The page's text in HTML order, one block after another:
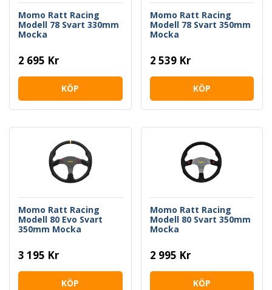
Momo Ratt Racing
Modell 78 Svart 330mm
Mocka
2 695 Kr
KÖP
Momo Ratt Racing
Modell 78 Svart 350mm
Mocka
2 539 Kr
KÖP
Momo Ratt Racing
Modell 80 Evo Svart
350mm Mocka
3 195 Kr
KÖP
Momo Ratt Racing
Modell 80 Svart 350mm
Mocka
2 995 Kr
KÖP